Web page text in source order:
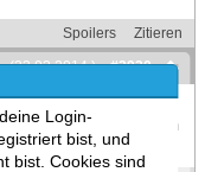
Login-
bist, und
bist. Cookies sind
Spoilers
Zitieren
(23.02.2014 )
#2920
wieder.
anmeldung noch